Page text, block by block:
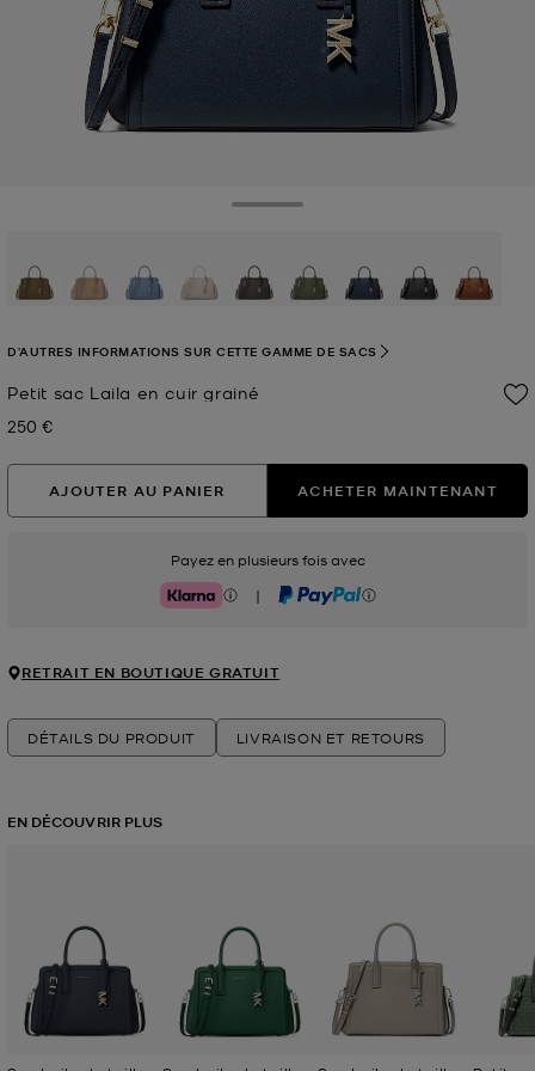
Petit sac Laila en cuir grainé
Prix actuel
250 €
D'AUTRES INFORMATIONS SUR CETTE GAMME DE SACS
AJOUTER AU PANIER ACHETER MAINTENANT
Payez en plusieurs fois avec
Klarna | PayPal
RETRAIT EN BOUTIQUE GRATUIT
DÉTAILS DU PRODUIT LIVRAISON ET RETOURS
EN DÉCOUVRIR PLUS